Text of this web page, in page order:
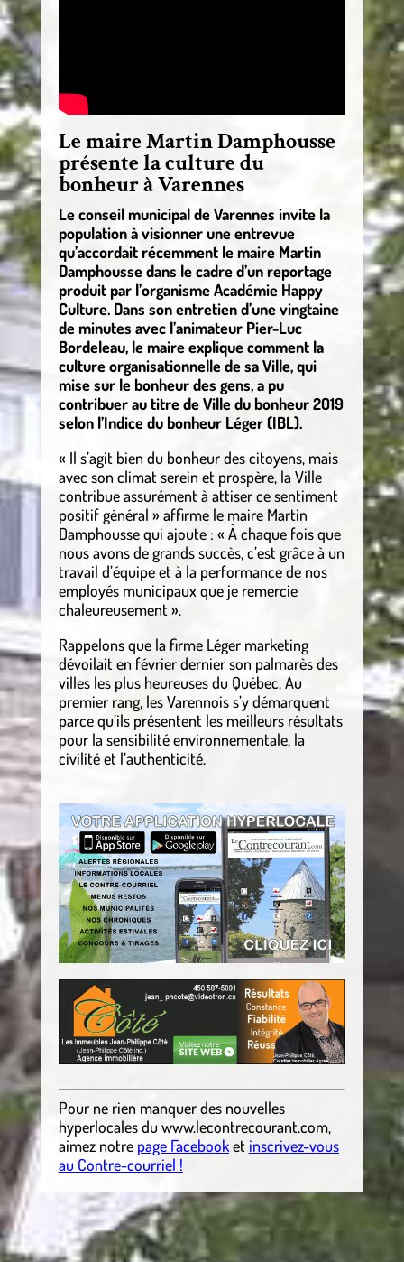
Le maire Martin Damphousse
présente la culture du
bonheur à Varennes
Le conseil municipal de Varennes invite la
population à visionner une entrevue
qu’accordait récemment le maire Martin
Damphousse dans le cadre d’un reportage
produit par l’organisme Académie Happy
Culture. Dans son entretien d’une vingtaine
de minutes avec l’animateur Pier-Luc
Bordeleau, le maire explique comment la
culture organisationnelle de sa Ville, qui
mise sur le bonheur des gens, a pu
contribuer au titre de Ville du bonheur 2019
selon l’Indice du bonheur Léger (IBL).
« Il s’agit bien du bonheur des citoyens, mais
avec son climat serein et prospère, la Ville
contribue assurément à attiser ce sentiment
positif général » affirme le maire Martin
Damphousse qui ajoute : « À chaque fois que
nous avons de grands succès, c’est grâce à un
travail d’équipe et à la performance de nos
employés municipaux que je remercie
chaleureusement ».
Rappelons que la firme Léger marketing
dévoilait en février dernier son palmarès des
villes les plus heureuses du Québec. Au
premier rang, les Varennois s’y démarquent
parce qu’ils présentent les meilleurs résultats
pour la sensibilité environnementale, la
civilité et l’authenticité.
Pour ne rien manquer des nouvelles
hyperlocalesdu www.lecontrecourant.com,
aimez notre page Facebooket inscrivez-vous
au Contre-courriel !